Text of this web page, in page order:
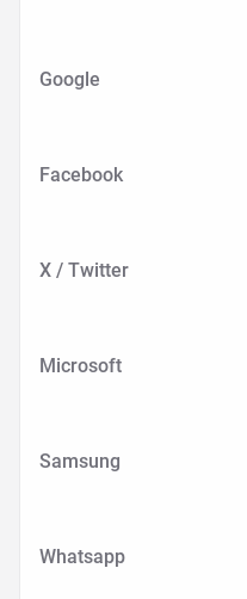
Google
Facebook
X / Twitter
Microsoft
Samsung
Whatsapp